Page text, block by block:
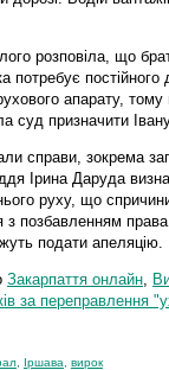
розповіла, що
потребує
апарату,
суд призначити
справи, зокрема
Ірина Даруда
руху, що
з позбавленням
подати апеляцію.
Закарпаття онлайн
за переправлення
Іршава вирок